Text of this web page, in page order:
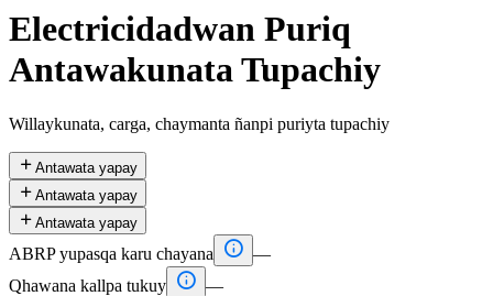
Electricidadwan Puriq
Antawakunata Tupachiy
Willaykunata, carga, chaymanta ñanpi puriyta tupachiy
 Antawata yapay
 Antawata yapay
 Antawata yapay
ABRP yupasqa karu chayana  —
Qhawana kallpa tukuy  —